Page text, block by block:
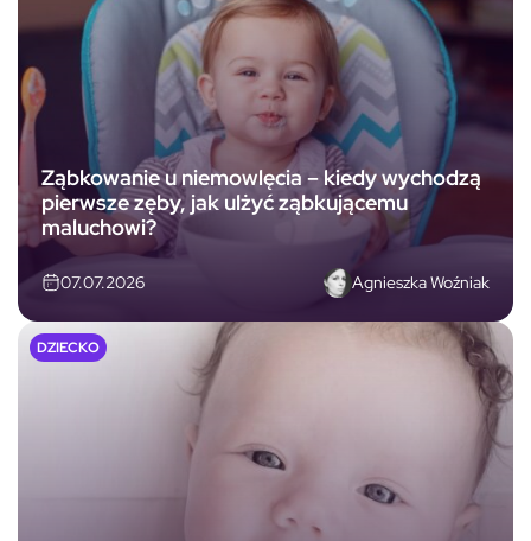
Ząbkowanie u niemowlęcia – kiedy wychodzą
pierwsze zęby, jak ulżyć ząbkującemu
maluchowi?
07.07.2026 Agnieszka Woźniak
DZIECKO